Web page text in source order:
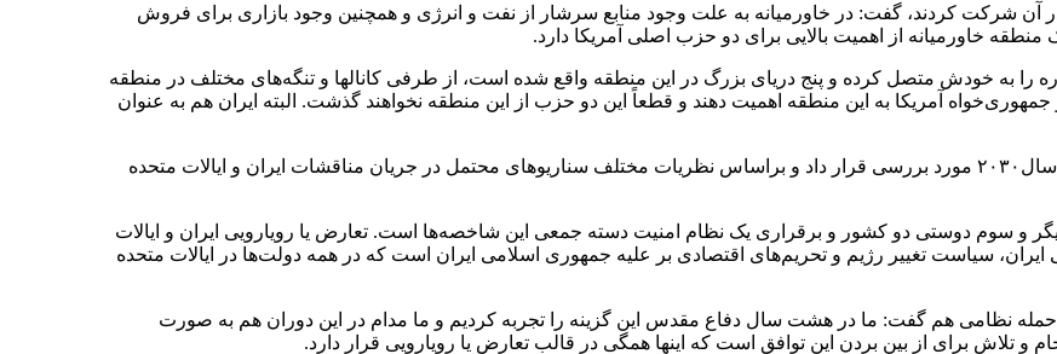
شرکت کردند، گفت: در خاورمیانه به علت وجود منابع سرشار از نفت و انرژی و همچنین وجود بازاری برای فروش
خاورمیانه از اهمیت بالایی برای دو حزب اصلی آمریکا دارد.
را به خودش متصل کرده و پنج دریای بزرگ در این منطقه واقع شده است، از طرفی کانالها و تنگه‌های مختلف در منطقه
آمریکا به این منطقه اهمیت دهند و قطعاً این دو حزب از این منطقه نخواهند گذشت. البته ایران هم به عنوان
پورقربان در ادامه نشست مناقشات ایران و امریکا را در آینده‌ نزدیک و تا سال۲۰۳۰ مورد بررسی قرار داد و براساس نظریات مختلف سناریوهای محتمل در جریان مناقشات ایران و ایالات متحده
و سوم دوستی دو کشور و برقراری یک نظام امنیت دسته جمعی این شاخصه‌ها است. تعارض یا رویارویی ایران و ایالات
سیاست تغییر رژیم و تحریم‌های اقتصادی بر علیه جمهوری اسلامی ایران است که در همه دولت‌ها در ایالات متحده
حمله نظامی هم گفت: ما در هشت سال دفاع مقدس این گزینه را تجربه کردیم و ما مدام در این دوران هم به صورت
تلاش برای از بین بردن این توافق است که اینها همگی در قالب تعارض یا رویارویی قرار دارد.